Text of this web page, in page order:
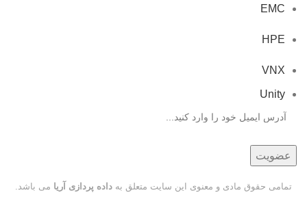
EMC
HPE
VNX
Unity
تمامی حقوق مادی و معنوی این سایت متعلق به داده پردازی آریا می باشد.